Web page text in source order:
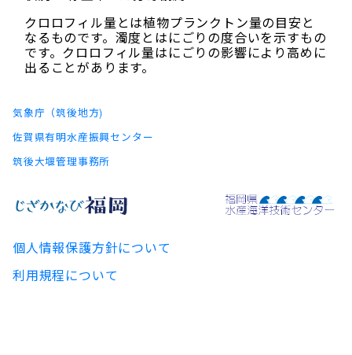
クロロフィル量とは植物プランクトン量の目安と
なるものです。濁度とはにごりの度合いを示すもの
です。クロロフィル量はにごりの影響により高めに
出ることがあります。
気象庁（筑後地方)
佐賀県有明水産振興センター
筑後大堰管理事務所
個人情報保護方針について
利用規程について